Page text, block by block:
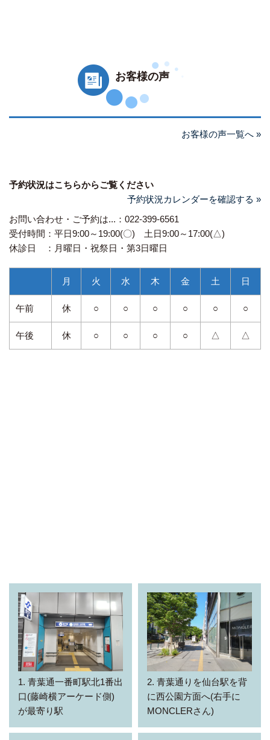
お客様の声
お客様の声一覧へ »
予約状況はこちらからご覧ください
予約状況カレンダーを確認する »
お問い合わせ・ご予約は...：022-399-6561
受付時間：平日9:00～19:00(〇) 土日9:00～17:00(△)
休診日 ：月曜日・祝祭日・第3日曜日
月 火 水 木 金 土 日
午前 休 ○ ○ ○ ○ ○ ○
午後 休 ○ ○ ○ ○ △ △
1. 青葉通一番町駅北1番出
口(藤崎横アーケード側)
が最寄り駅
2. 青葉通りを仙台駅を背
に西公園方面へ(右手に
MONCLERさん)